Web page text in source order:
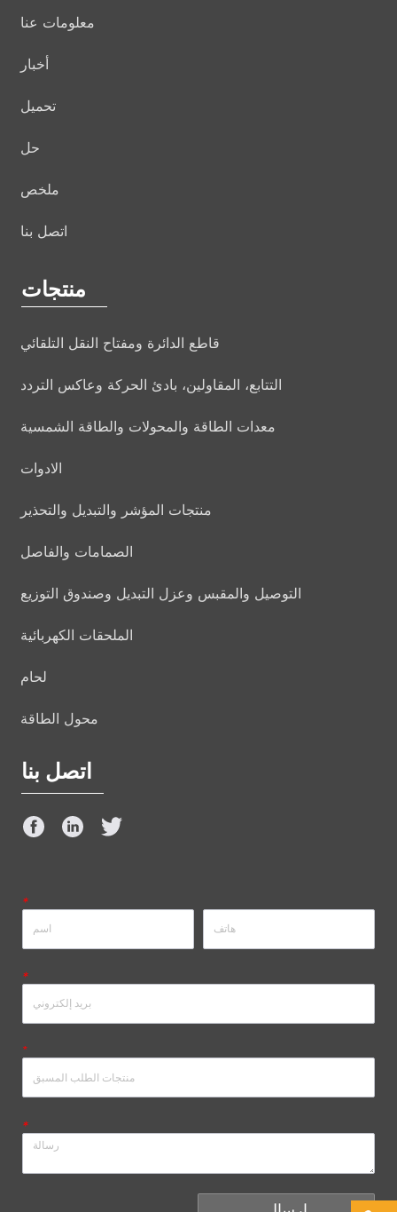
معلومات عنا
أخبار
تحميل
حل
ملخص
اتصل بنا
منتجات
قاطع الدائرة ومفتاح النقل التلقائي
التتابع، المقاولين، بادئ الحركة وعاكس التردد
معدات الطاقة والمحولات والطاقة الشمسية
الادوات
منتجات المؤشر والتبديل والتحذير
الصمامات والفاصل
التوصيل والمقبس وعزل التبديل وصندوق التوزيع
الملحقات الكهربائية
لحام
محول الطاقة
اتصل بنا
*
*
*
*